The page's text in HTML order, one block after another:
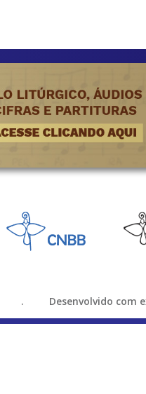
. Desenvolvido com